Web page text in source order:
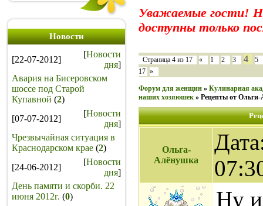
Новости
[22-07-2012]
[Новости
дня]
Авария на Бисеровском
шоссе под Старой
Купавной (2)
[07-07-2012]
[Новости
дня]
Чрезвычайная ситуация в
Краснодарском крае (2)
[24-06-2012]
[Новости
дня]
День памяти и скорби. 22
июня 2012г. (0)
Уважаемые гости!
доступны только
Страница 4 из 17 « 1 2 3 4
5
17 »
Форум для женщин » Кулинарная
наших хозяюшек » Рецепты от
Ольга-
Алёнушка
Ну